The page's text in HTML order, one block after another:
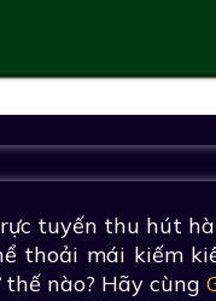
tuyến thu hút
thoải mái kiếm
nào? Hãy cùng